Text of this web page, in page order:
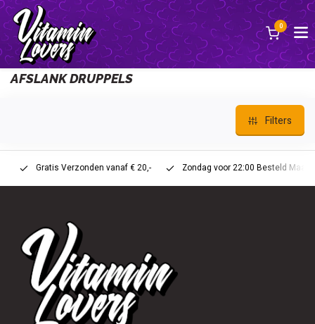
0
Back
AFSLANK DRUPPELS
Filters
Gratis Verzonden vanaf € 20,- Zondag voor 22:00 Besteld